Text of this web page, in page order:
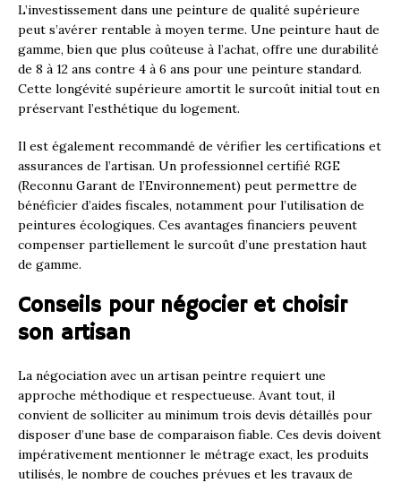
L’investissement dans une peinture de qualité supérieure
peut s’avérer rentable à moyen terme. Une peinture haut de
gamme, bien que plus coûteuse à l’achat, offre une durabilité
de 8 à 12 ans contre 4 à 6 ans pour une peinture standard.
Cette longévité supérieure amortit le surcoût initial tout en
préservant l’esthétique du logement.
Il est également recommandé de vérifier les certifications et
assurances de l’artisan. Un professionnel certifié RGE
(Reconnu Garant de l’Environnement) peut permettre de
bénéficier d’aides fiscales, notamment pour l’utilisation de
peintures écologiques. Ces avantages financiers peuvent
compenser partiellement le surcoût d’une prestation haut
de gamme.
Conseils pour négocier et choisir
son artisan
La négociation avec un artisan peintre requiert une
approche méthodique et respectueuse. Avant tout, il
convient de solliciter au minimum trois devis détaillés pour
disposer d’une base de comparaison fiable. Ces devis doivent
impérativement mentionner le métrage exact, les produits
utilisés, le nombre de couches prévues et les travaux de